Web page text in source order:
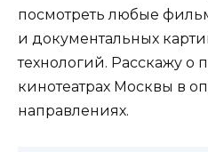
посмотреть любые
и документальных
технологий. Расскажу о
кинотеатрах Москвы в
направлениях.